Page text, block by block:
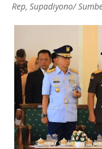
Rep, Supadiyono/